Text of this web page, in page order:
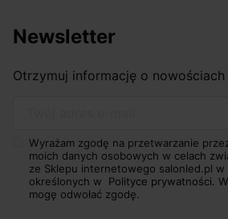
Newsletter
Otrzymuj informację o
Wyrażam zgodę na przetwarzanie
moich danych osobowych w celach
ze Sklepu internetowego salonled.pl w
określonych w Polityce prywatności.
mogę odwołać zgodę.